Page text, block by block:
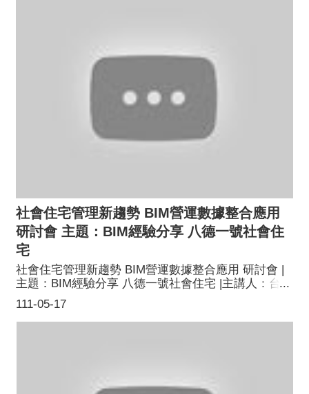
社會住宅管理新趨勢 BIM營運數據整合應用
研討會 主題：BIM經驗分享 八德一號社會住
宅
111-05-17
社會住宅管理新趨勢 BIM營運數據整合應用 研討會 |
主題：BIM經驗分享 八德一號社會住宅 |主講人：台灣
世曦工程顧問股份有限公司 陳炳宏 經理